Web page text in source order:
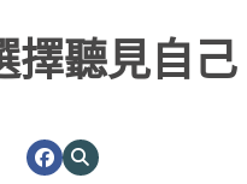
擇聽見自己